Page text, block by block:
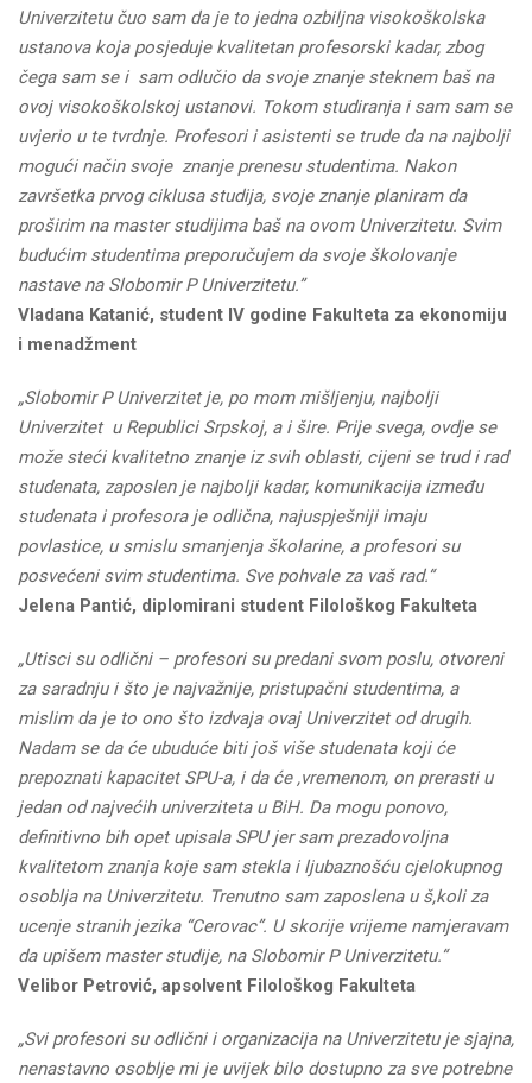
Univerzitetu čuo sam da je to jedna ozbiljna visokoškolska
ustanova koja posjeduje kvalitetan profesorski kadar, zbog
čega sam se i sam odlučio da svoje znanje steknem baš na
ovoj visokoškolskoj ustanovi. Tokom studiranja i sam sam se
uvjerio u te tvrdnje. Profesori i asistenti se trude da na najbolji
mogući način svoje znanje prenesu studentima. Nakon
završetka prvog ciklusa studija, svoje znanje planiram da
proširim na master studijima baš na ovom Univerzitetu. Svim
budućim studentima preporučujem da svoje školovanje
nastave na Slobomir P Univerzitetu.”
Vladana Katanić, student IV godine Fakulteta za ekonomiju
i menadžment
„Slobomir P Univerzitet je, po mom mišljenju, najbolji
Univerzitet u Republici Srpskoj, a i šire. Prije svega, ovdje se
može steći kvalitetno znanje iz svih oblasti, cijeni se trud i rad
studenata, zaposlen je najbolji kadar, komunikacija između
studenata i profesora je odlična, najuspješniji imaju
povlastice, u smislu smanjenja školarine, a profesori su
posvećeni svim studentima. Sve pohvale za vaš rad.“
Jelena Pantić, diplomirani student Filološkog Fakulteta
„Utisci su odlični – profesori su predani svom poslu, otvoreni
za saradnju i što je najvažnije, pristupačni studentima, a
mislim da je to ono što izdvaja ovaj Univerzitet od drugih.
Nadam se da će ubuduće biti još više studenata koji će
prepoznati kapacitet SPU-a, i da će ,vremenom, on prerasti u
jedan od najvećih univerziteta u BiH. Da mogu ponovo,
definitivno bih opet upisala SPU jer sam prezadovoljna
kvalitetom znanja koje sam stekla i ljubaznošću cjelokupnog
osoblja na Univerzitetu. Trenutno sam zaposlena u š,koli za
ucenje stranih jezika “Cerovac”. U skorije vrijeme namjeravam
da upišem master studije, na Slobomir P Univerzitetu.“
Velibor Petrović, apsolvent Filološkog Fakulteta
„Svi profesori su odlični i organizacija na Univerzitetu je sjajna,
nenastavno osoblje mi je uvijek bilo dostupno za sve potrebne